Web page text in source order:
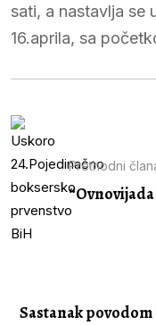
sati, a nastavlja se
16.aprila, sa
Prethodni
“Ovnovijada
Sastanak